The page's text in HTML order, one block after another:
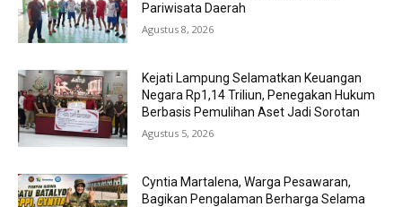
Pariwisata Daerah
Agustus 8, 2026
Kejati Lampung Selamatkan Keuangan
Negara Rp1,14 Triliun, Penegakan Hukum
Berbasis Pemulihan Aset Jadi Sorotan
Agustus 5, 2026
Cyntia Martalena, Warga Pesawaran,
Bagikan Pengalaman Berharga Selama